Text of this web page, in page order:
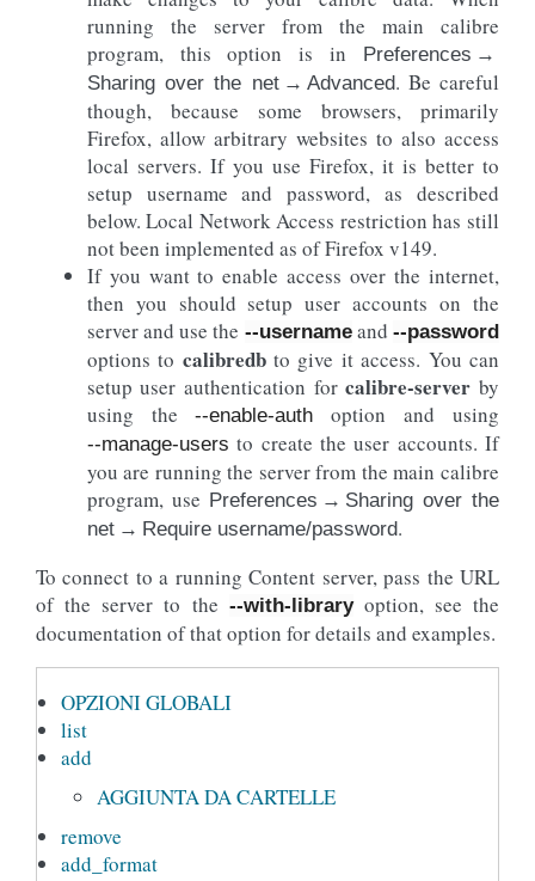
running the server from the main calibre
program, this option is in
Preferences →
Sharing over the net → Advanced. Be careful
though, because some browsers, primarily
Firefox, allow arbitrary websites to also access
local servers. If you use Firefox, it is better to
setup username and password, as described
below. Local Network Access restriction has still
not been implemented as of Firefox v149.
If you want to enable access over the internet,
then you should setup user accounts on the
server and use the --usernameand--password
options to calibredbto give it access. You can
setup user authentication forcalibre-server by
using the--enable-auth option and using
--manage-users to create the user accounts. If
you are running the server from the main calibre
program, use Preferences → Sharing over the
net → Require username/password.
To connect to a running Content server, pass the URL
of the server to the --with-libraryoption, see the
documentation of that option for details and examples.
OPZIONI GLOBALI
list
add
AGGIUNTA DA CARTELLE
remove
add_format